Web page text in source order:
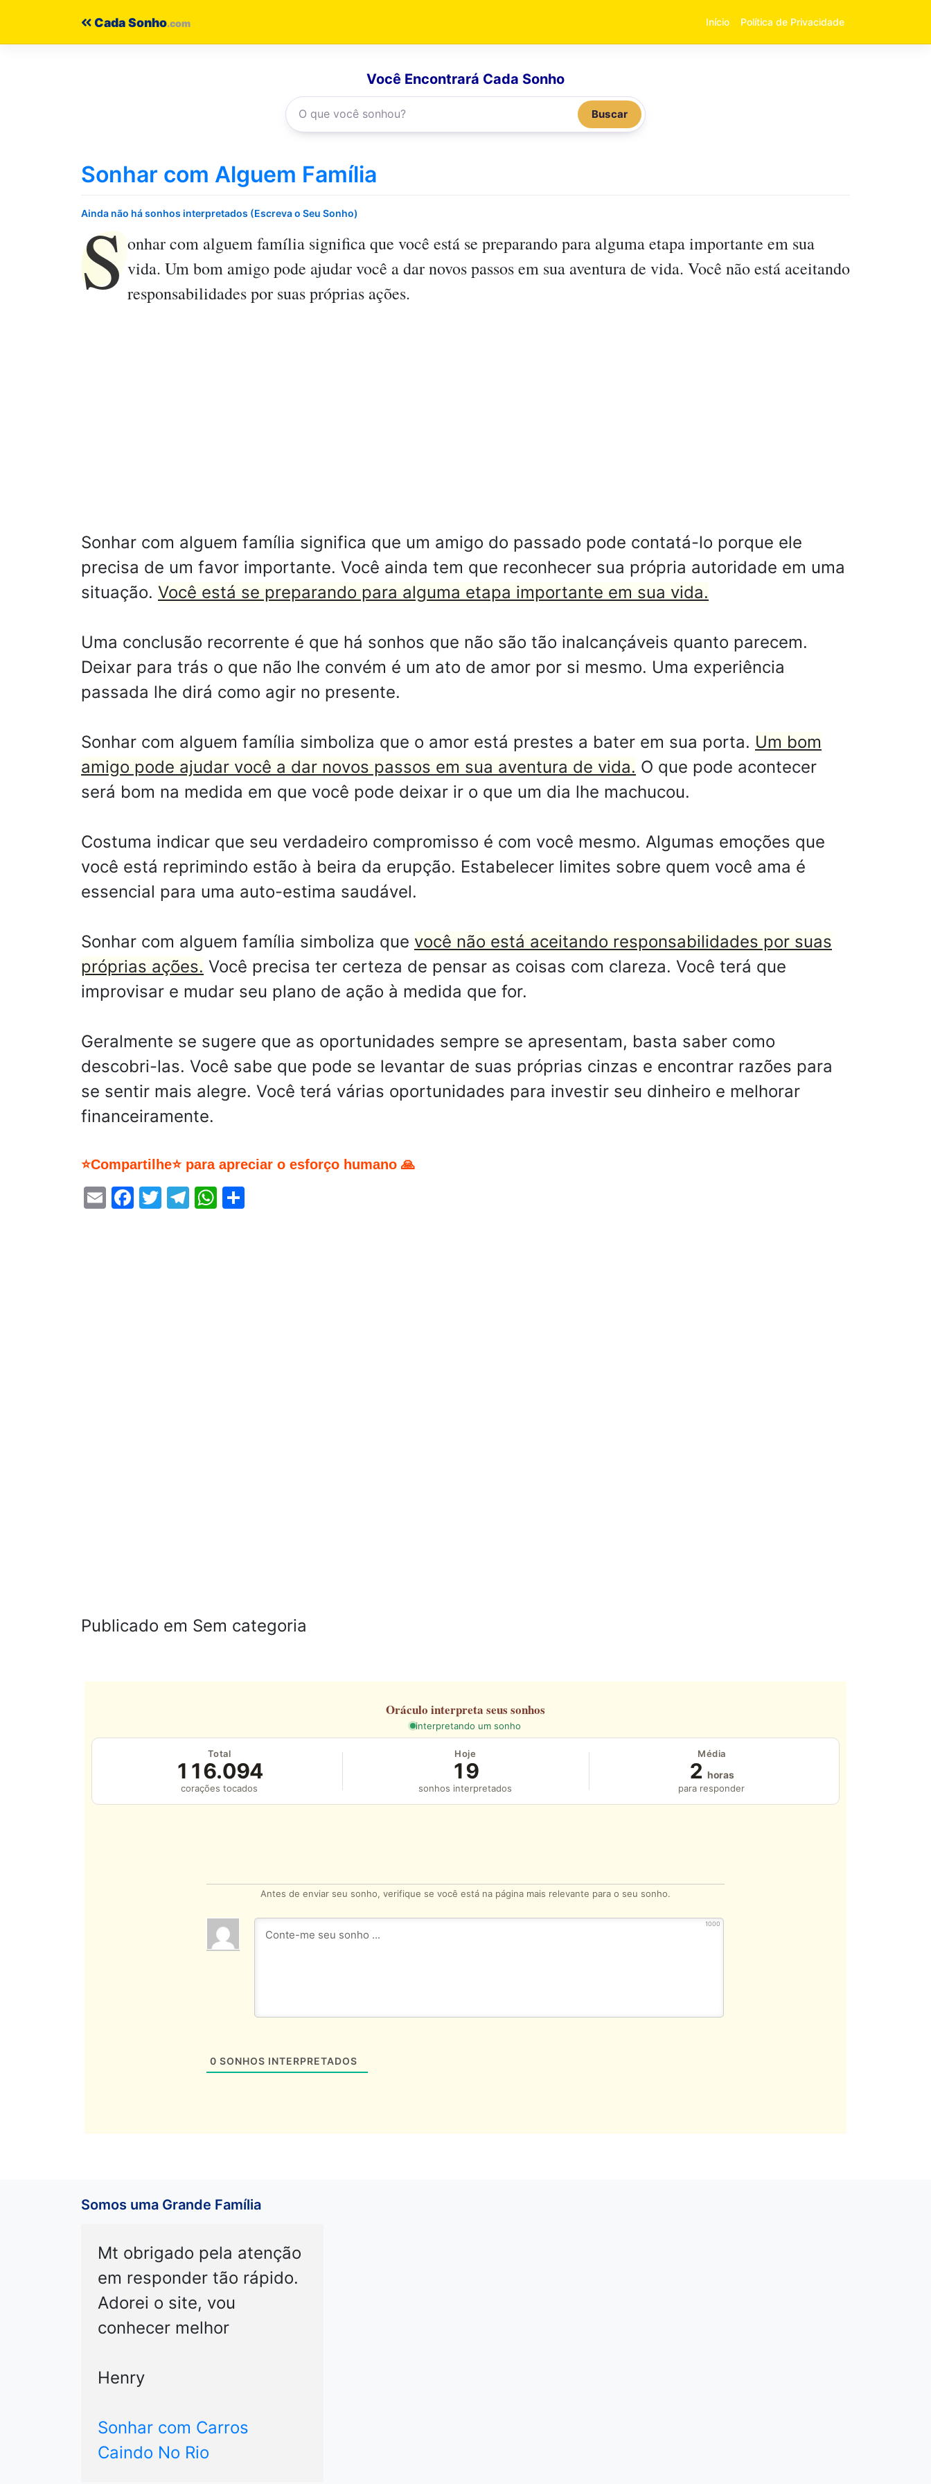
Cada Sonho Início Política de Privacidade
Você Encontrará Cada Sonho
Buscar
Sonhar com Alguem Família
Ainda não há sonhos interpretados (Escreva o Seu Sonho)
S onhar com alguem família significa que você está se preparando para alguma etapa importante em sua
vida. Um bom amigo pode ajudar você a dar novos passos em sua aventura de vida. Você não está aceitando
responsabilidades por suas próprias ações.
Sonhar com alguem família significa que um amigo do passado pode contatá-lo porque ele
precisa de um favor importante. Você ainda tem que reconhecer sua própria autoridade em uma
situação. Você está se preparando para alguma etapa importante em sua vida.
Uma conclusão recorrente é que há sonhos que não são tão inalcançáveis quanto parecem.
Deixar para trás o que não lhe convém é um ato de amor por si mesmo. Uma experiência
passada lhe dirá como agir no presente.
Sonhar com alguem família simboliza que o amor está prestes a bater em sua porta. Um bom
amigo pode ajudar você a dar novos passos em sua aventura de vida. O que pode acontecer
será bom na medida em que você pode deixar ir o que um dia lhe machucou.
Costuma indicar que seu verdadeiro compromisso é com você mesmo. Algumas emoções que
você está reprimindo estão à beira da erupção. Estabelecer limites sobre quem você ama é
essencial para uma auto-estima saudável.
Sonhar com alguem família simboliza que você não está aceitando responsabilidades por suas
próprias ações. Você precisa ter certeza de pensar as coisas com clareza. Você terá que
improvisar e mudar seu plano de ação à medida que for.
Geralmente se sugere que as oportunidades sempre se apresentam, basta saber como
descobri-las. Você sabe que pode se levantar de suas próprias cinzas e encontrar razões para
se sentir mais alegre. Você terá várias oportunidades para investir seu dinheiro e melhorar
financeiramente.
⭐Compartilhe⭐ para apreciar o esforço humano 🙏
EmailFacebook
Twitter
Telegram
WhatsApp
Publicado em Sem categoria
Oráculo interpreta seus sonhos
interpretando um sonho
Total
116.094
corações tocados
Hoje
19
sonhos interpretados
Média
2 horas
para responder
Antes de enviar seu sonho, verifique se você está na página mais relevante para o seu sonho.
1000
0 SONHOS INTERPRETADOS
Somos uma Grande Família
Mt obrigado pela atenção
em responder tão rápido.
Adorei o site, vou
conhecer melhor
Henry
Sonhar com Carros
Caindo No Rio